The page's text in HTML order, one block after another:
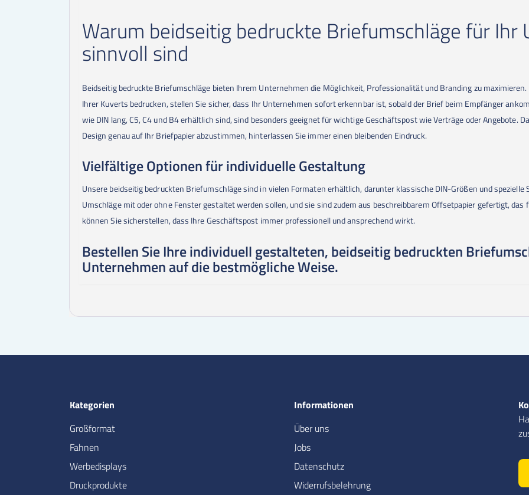
Warum beidseitig bedruckte Briefumschläge für Ihr
sinnvoll sind
Beidseitig bedruckte Briefumschläge bieten Ihrem Unternehmen die Möglichkeit, Professionalität und Branding zu
Ihrer Kuverts bedrucken, stellen Sie sicher, dass Ihr Unternehmen sofort erkennbar ist, sobald der Brief beim Empfänger
wie DIN lang, C5, C4 und B4 erhältlich sind, sind besonders geeignet für wichtige Geschäftspost wie Verträge oder Angebote.
Design genau auf Ihr Briefpapier abzustimmen, hinterlassen Sie immer einen bleibenden Eindruck.
Vielfältige Optionen für individuelle Gestaltung
Unsere beidseitig bedruckten Briefumschläge sind in vielen Formaten erhältlich, darunter klassische DIN-Größen und spezielle
Umschläge mit oder ohne Fenster gestaltet werden sollen, und sie sind zudem aus beschreibbarem Offsetpapier gefertigt,
können Sie sicherstellen, dass Ihre Geschäftspost immer professionell und ansprechend wirkt.
Bestellen Sie Ihre individuell gestalteten, beidseitig bedruckten
Unternehmen auf die bestmögliche Weise.
Kategorien
Großformat
Fahnen
Werbedisplays
Druckprodukte
Informationen
Über uns
Jobs
Datenschutz
Widerrufsbelehrung